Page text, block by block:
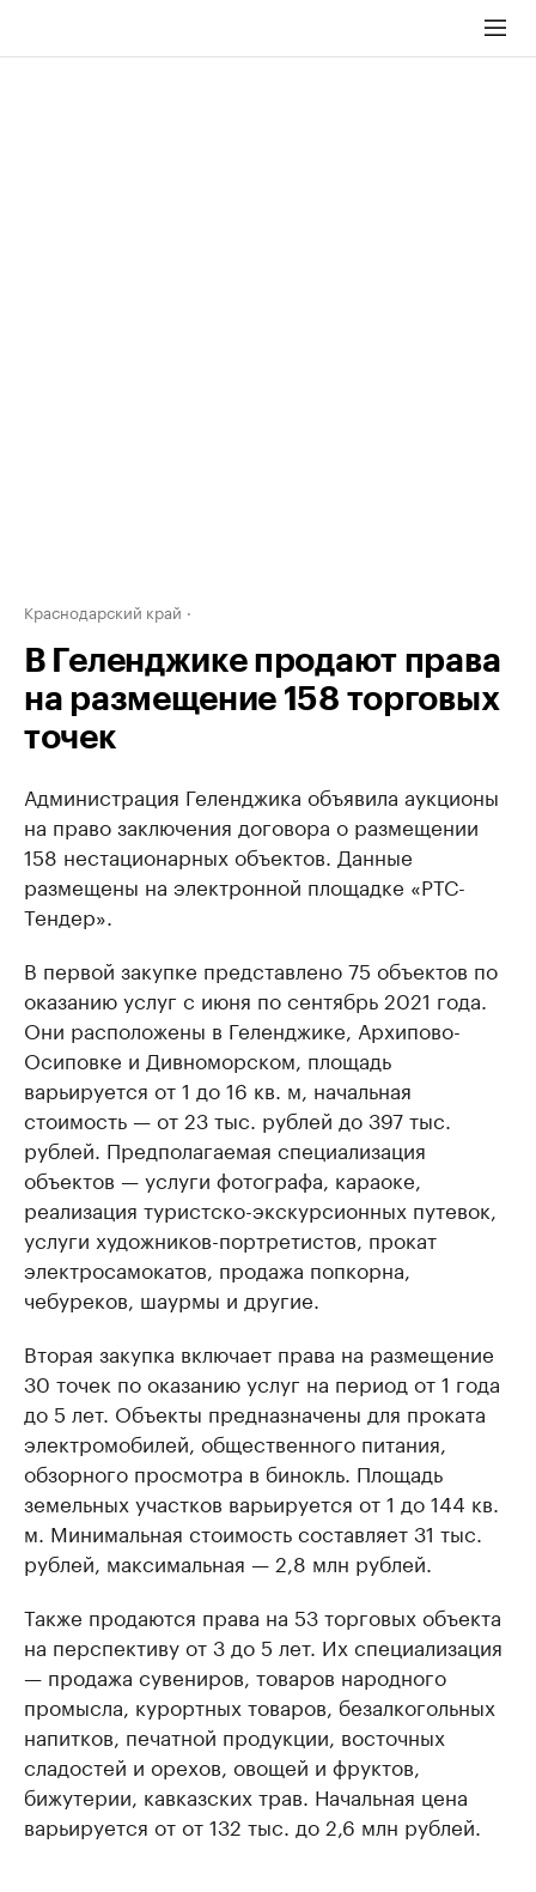
Краснодарский край
В Геленджике продают права
на размещение 158 торговых
точек
Администрация Геленджика объявила аукционы
на право заключения договора о размещении
158 нестационарных объектов. Данные
размещены на электронной площадке «РТС-
Тендер».
В первой закупке представлено 75 объектов по
оказанию услуг с июня по сентябрь 2021 года.
Они расположены в Геленджике, Архипово-
Осиповке и Дивноморском, площадь
варьируется от 1 до 16 кв. м, начальная
стоимость — от 23 тыс. рублей до 397 тыс.
рублей. Предполагаемая специализация
объектов — услуги фотографа, караоке,
реализация туристско-экскурсионных путевок,
услуги художников-портретистов, прокат
электросамокатов, продажа попкорна,
чебуреков, шаурмы и другие.
Вторая закупка включает права на размещение
30 точек по оказанию услуг на период от 1 года
до 5 лет. Объекты предназначены для проката
электромобилей, общественного питания,
обзорного просмотра в бинокль. Площадь
земельных участков варьируется от 1 до 144 кв.
м. Минимальная стоимость составляет 31 тыс.
рублей, максимальная — 2,8 млн рублей.
Также продаются права на 53 торговых объекта
на перспективу от 3 до 5 лет. Их специализация
— продажа сувениров, товаров народного
промысла, курортных товаров, безалкогольных
напитков, печатной продукции, восточных
сладостей и орехов, овощей и фруктов,
бижутерии, кавказских трав. Начальная цена
варьируется от от 132 тыс. до 2,6 млн рублей.